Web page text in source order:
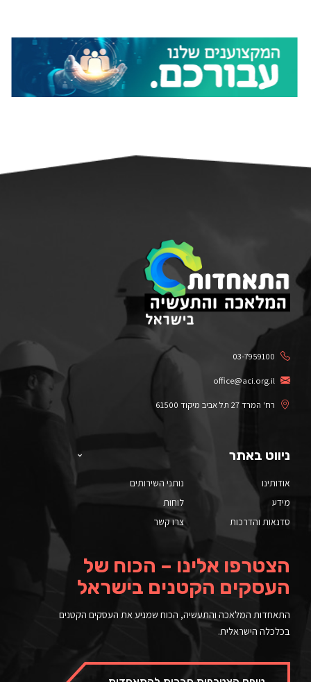
03-7959100
office@aci.org.il
רח' המרד 27 תל אביב מיקוד 61500
ניווט באתר
אודותינו
נותני השירותים
מידע
לוחות
סדנאות והדרכות
צרו קשר
הצטרפו אלינו – הכוח של
העסקים הקטנים בישראל
התאחדות המלאכה והתעשיה, הכוח שמניע את העסקים הקטנים
בכלכלה הישראלית.